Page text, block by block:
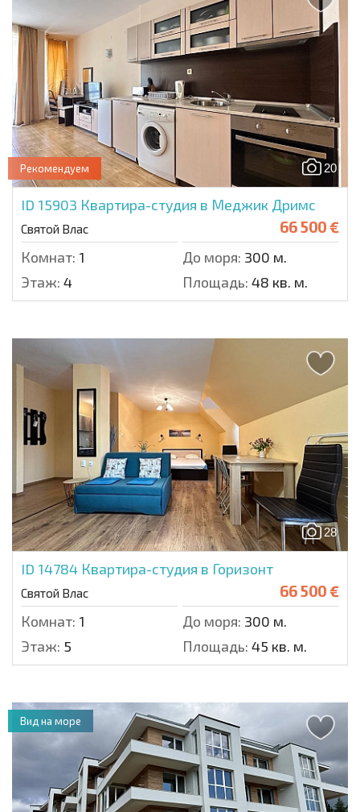
20
Рекомендуем
ID 15903 Квартира-студия в Меджик Дримс
Святой Влас 66 500 €
Комнат: 1 До моря: 300 м.
Этаж: 4 Площадь: 48 кв. м.
28
ID 14784 Квартира-студия в Горизонт
Святой Влас 66 500 €
Комнат: 1 До моря: 300 м.
Этаж: 5 Площадь: 45 кв. м.
Вид на море